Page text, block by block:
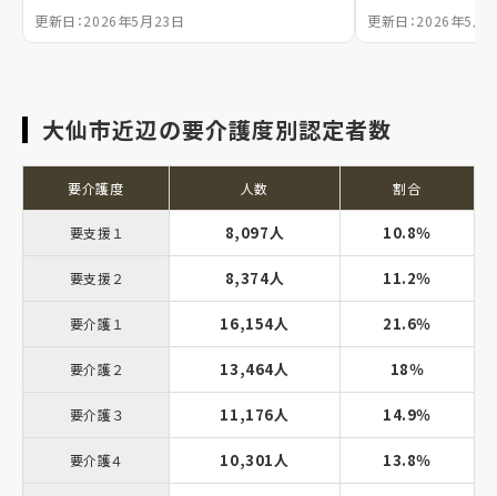
更新日：2026年5月23日
更新日：2026年5月
大仙市近辺の要介護度別認定者数
要介護度 人数 割合
要支援１ 8,097人 10.8％
要支援２ 8,374人 11.2％
要介護１ 16,154人 21.6％
要介護２ 13,464人 18％
要介護３ 11,176人 14.9％
要介護４ 10,301人 13.8％